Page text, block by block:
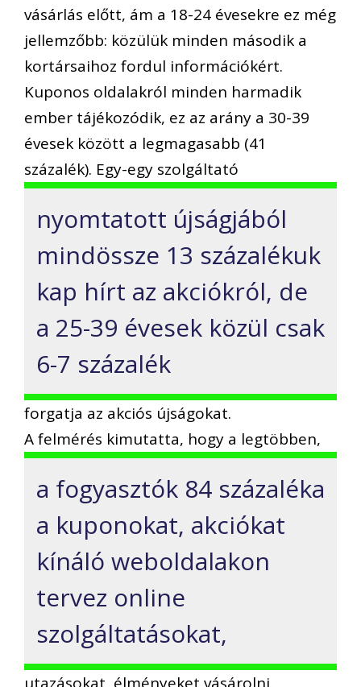
vásárlás előtt, ám a 18-24 évesekre ez még
jellemzőbb: közülük minden második a
kortársaihoz fordul információkért.
Kuponos oldalakról minden harmadik
ember tájékozódik, ez az arány a 30-39
évesek között a legmagasabb (41
százalék). Egy-egy szolgáltató
nyomtatott újságjából
mindössze 13 százalékuk
kap hírt az akciókról, de
a 25-39 évesek közül csak
6-7 százalék
forgatja az akciós újságokat.
A felmérés kimutatta, hogy a legtöbben,
a fogyasztók 84 százaléka
a kuponokat, akciókat
kínáló weboldalakon
tervez online
szolgáltatásokat,
utazásokat, élményeket vásárolni.